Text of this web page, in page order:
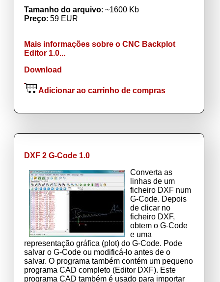
Tamanho do arquivo: ~1600 Kb
Preço: 59 EUR
Mais informações sobre o CNC Backplot
Editor 1.0...
Download
Adicionar ao carrinho de compras
DXF 2 G-Code 1.0
Converta as
linhas de um
ficheiro DXF num
G-Code. Depois
de clicar no
ficheiro DXF,
obtem o G-Code
e uma
representação gráfica (plot) do G-Code. Pode
salvar o G-Code ou modificá-lo antes de o
salvar. O programa também contém um pequeno
programa CAD completo (Editor DXF). Este
programa CAD também é usado para importar